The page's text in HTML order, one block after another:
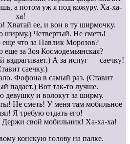
а потом уж я под кожуру. Ха-ха-
ха!
Хватай ее, и вон в ту ширмочку.
ширму.) Четвертый. Не сметь!
еще что за Павлик Морозов?
еще за Зоя Космодемьянская?
вздрагивает.) А за испуг — саечку!
саечку.)
Фофона в самый раз. (Ставит
падает.) Вот так-то лучше.
девушку и волокут за ширму.
Не сметь! У меня там мобильное
Я требую отдать его!
Держи свой мобильник! Ха-ха-ха!
конскую голову на палке.